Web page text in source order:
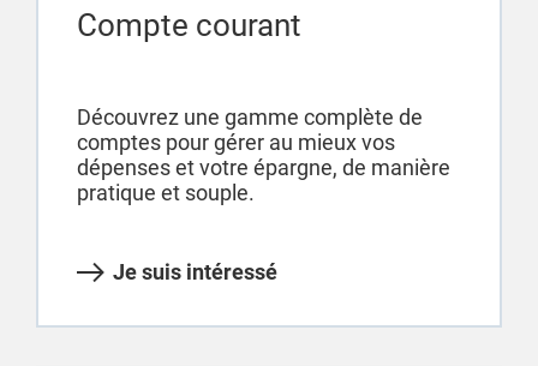
Compte courant
Découvrez une gamme complète de
comptes pour gérer au mieux vos
dépenses et votre épargne, de manière
pratique et souple.
Je suis intéressé